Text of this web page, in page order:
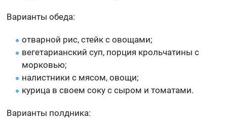
Варианты обеда:
отварной рис, стейк с овощами;
вегетарианский суп, порция крольчатины с
морковью;
налистники с мясом, овощи;
курица в своем соку с сыром и томатами.
Варианты полдника: